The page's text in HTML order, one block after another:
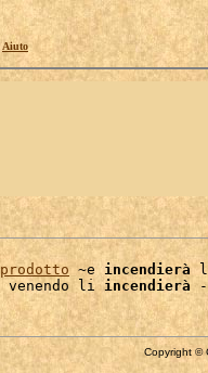
Aiuto
prodotto ~e incendierà
venendo li incendierà -
Copyright ©